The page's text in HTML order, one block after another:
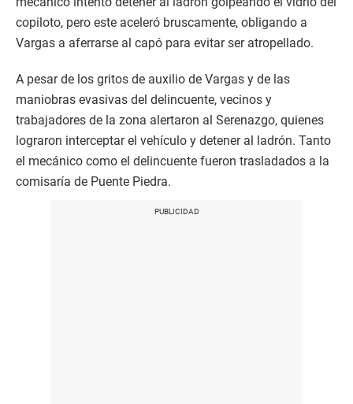
copiloto, pero este aceleró bruscamente, obligando a
Vargas a aferrarse al capó para evitar ser atropellado.
A pesar de los gritos de auxilio de Vargas y de las
maniobras evasivas del delincuente, vecinos y
trabajadores de la zona alertaron al Serenazgo, quienes
lograron interceptar el vehículo y detener al ladrón. Tanto
el mecánico como el delincuente fueron trasladados a la
comisaría de Puente Piedra.